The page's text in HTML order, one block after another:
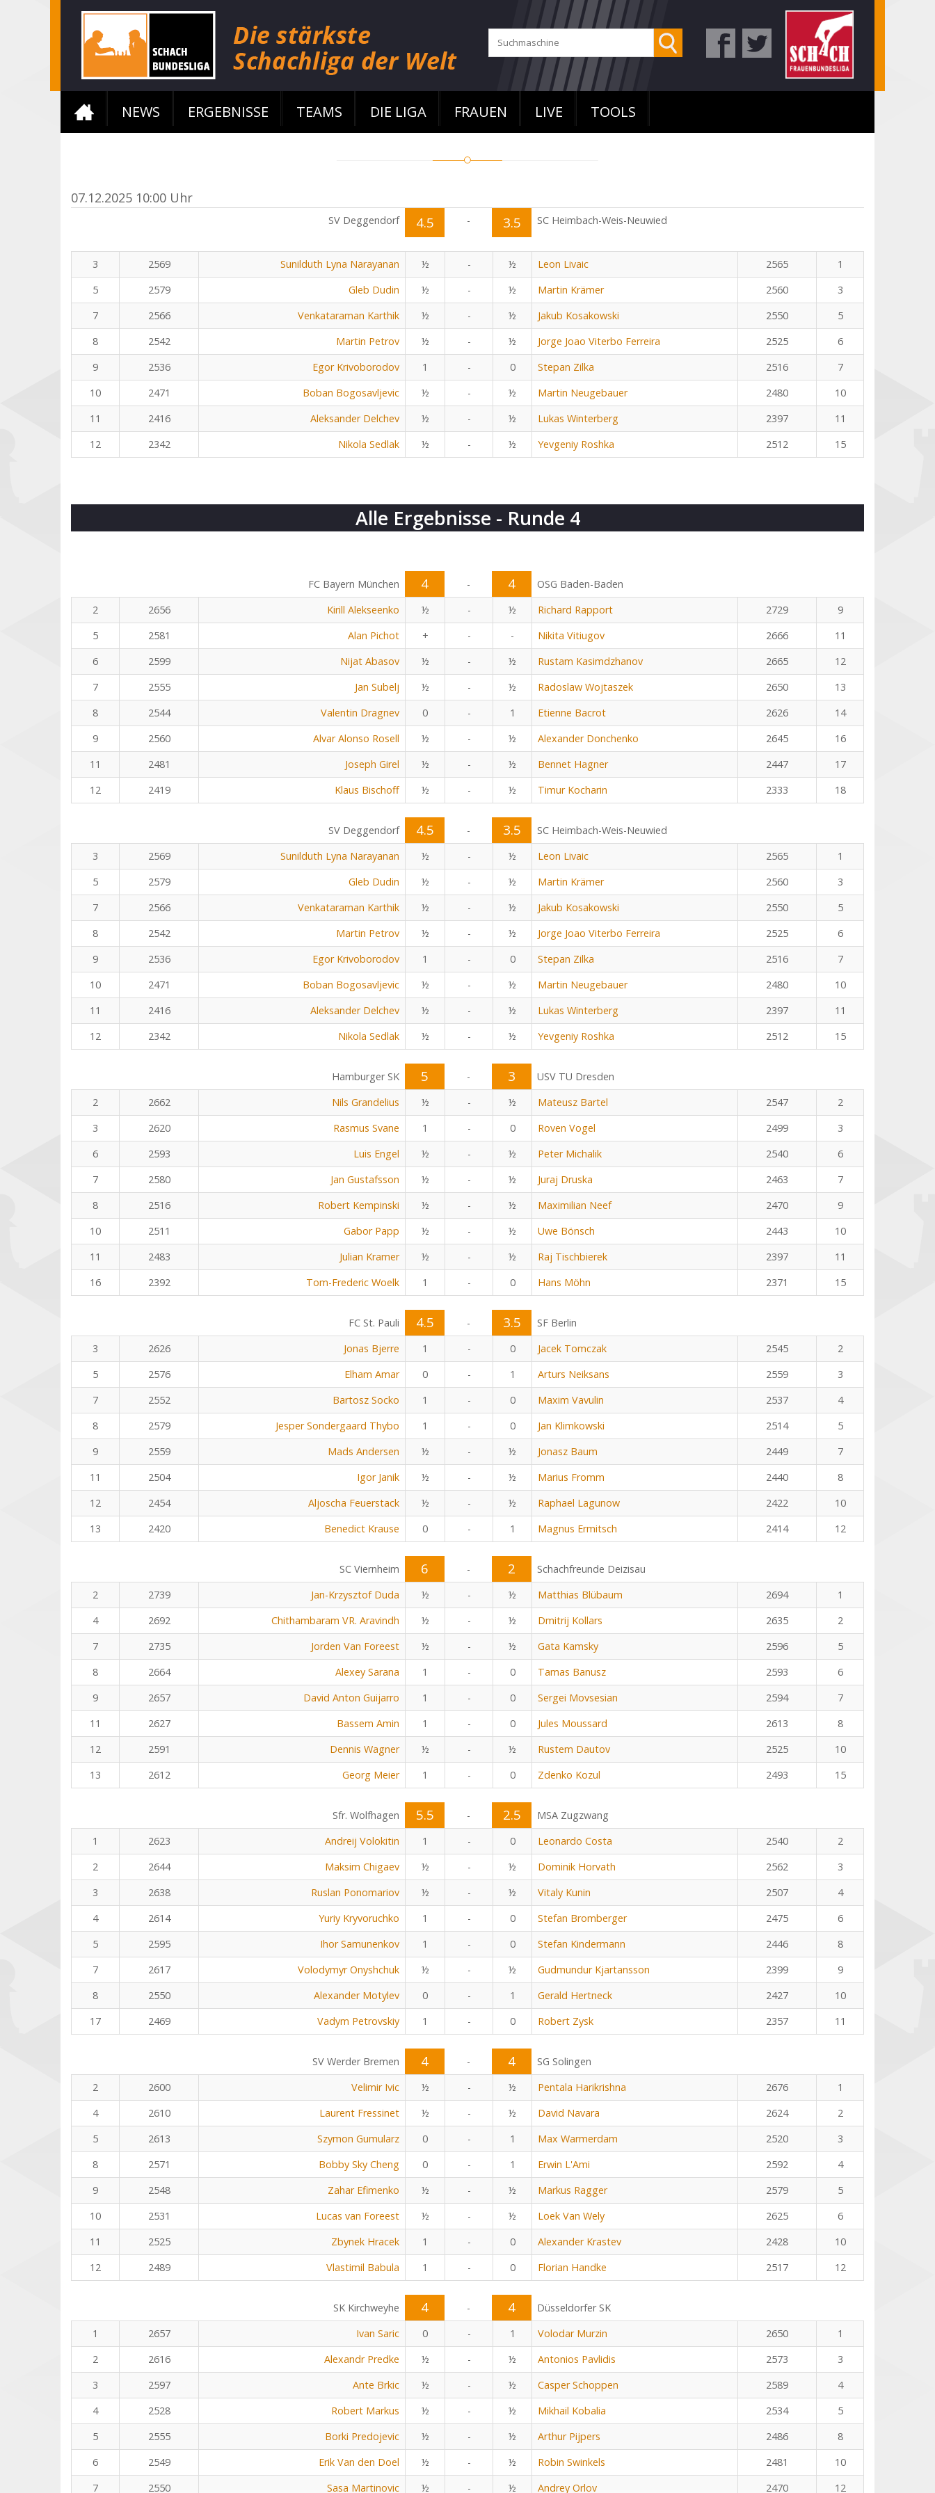
NEWS ERGEBNISSE TEAMS DIE LIGA FRAUEN LIVE TOOLS
07.12.2025 10:00 Uhr
SV Deggendorf 4.5 - 3.5 SC Heimbach-Weis-Neuwied
3 2569 Sunilduth Lyna Narayanan ½ - ½ Leon Livaic 2565
1
5
2579 Gleb Dudin ½ - ½ Martin Krämer 2560
3
7
2566 Venkataraman Karthik ½ - ½ Jakub Kosakowski 2550
5
8
2542 Martin Petrov ½ - ½ Jorge Joao Viterbo Ferreira 2525
6
9
2536 Egor Krivoborodov 1 - 0 Stepan Zilka 2516
7
10
2471 Boban Bogosavljevic ½ - ½ Martin Neugebauer 2480
10
11
2416 Aleksander Delchev ½ - ½ Lukas Winterberg 2397
11
12
2342 Nikola Sedlak ½ - ½ Yevgeniy Roshka 2512 15
Alle Ergebnisse - Runde 4
FC Bayern München 4 - 4
OSG Baden-Baden
2
2656 Kirill Alekseenko ½ - ½ Richard Rapport 2729
9
5
2581 Alan Pichot + - - Nikita Vitiugov 2666
11
6
2599 Nijat Abasov ½ - ½ Rustam Kasimdzhanov 2665
12
7
2555 Jan Subelj ½ - ½ Radoslaw Wojtaszek 2650
13
8
2544 Valentin Dragnev 0 - 1 Etienne Bacrot 2626
14
9
2560 Alvar Alonso Rosell ½ - ½ Alexander Donchenko 2645
16
11
2481 Joseph Girel ½ - ½ Bennet Hagner 2447
17
12
2419 Klaus Bischoff ½ - ½ Timur Kocharin 2333 18
SV Deggendorf 4.5 - 3.5
SC Heimbach-Weis-Neuwied
3
2569 Sunilduth Lyna Narayanan ½ - ½ Leon Livaic 2565
1
5
2579 Gleb Dudin ½ - ½ Martin Krämer 2560
3
7
2566 Venkataraman Karthik ½ - ½ Jakub Kosakowski 2550
5
8
2542 Martin Petrov ½ - ½ Jorge Joao Viterbo Ferreira 2525
6
9
2536 Egor Krivoborodov 1 - 0 Stepan Zilka 2516
7
10
2471 Boban Bogosavljevic ½ - ½ Martin Neugebauer 2480
10
11
2416 Aleksander Delchev ½ - ½ Lukas Winterberg 2397
11
12
2342 Nikola Sedlak ½ - ½ Yevgeniy Roshka 2512 15
Hamburger SK 5 - 3
USV TU Dresden
2
2662 Nils Grandelius ½ - ½ Mateusz Bartel 2547
2
3
2620 Rasmus Svane 1 - 0 Roven Vogel 2499
3
6
2593 Luis Engel ½ - ½ Peter Michalik 2540
6
7
2580 Jan Gustafsson ½ - ½ Juraj Druska 2463
7
8
2516 Robert Kempinski ½ - ½ Maximilian Neef 2470
9
10
2511 Gabor Papp ½ - ½ Uwe Bönsch 2443
10
11
2483 Julian Kramer ½ - ½ Raj Tischbierek 2397
11
16
2392 Tom-Frederic Woelk 1 - 0 Hans Möhn 2371 15
FC St. Pauli 4.5 - 3.5
SF Berlin
3
2626 Jonas Bjerre 1 - 0 Jacek Tomczak 2545
2
5
2576 Elham Amar 0 - 1 Arturs Neiksans 2559
3
7
2552 Bartosz Socko 1 - 0 Maxim Vavulin 2537
4
8
2579 Jesper Sondergaard Thybo 1 - 0 Jan Klimkowski 2514
5
9
2559 Mads Andersen ½ - ½ Jonasz Baum 2449
7
11
2504 Igor Janik ½ - ½ Marius Fromm 2440
8
12
2454 Aljoscha Feuerstack ½ - ½ Raphael Lagunow 2422
10
13
2420 Benedict Krause 0 - 1 Magnus Ermitsch 2414 12
SC Viernheim 6 - 2
Schachfreunde Deizisau
2
2739 Jan-Krzysztof Duda ½ - ½ Matthias Blübaum 2694
1
4
2692 Chithambaram VR. Aravindh ½ - ½ Dmitrij Kollars 2635
2
7
2735 Jorden Van Foreest ½ - ½ Gata Kamsky 2596
5
8
2664 Alexey Sarana 1 - 0 Tamas Banusz 2593
6
9
2657 David Anton Guijarro 1 - 0 Sergei Movsesian 2594
7
11
2627 Bassem Amin 1 - 0 Jules Moussard 2613
8
12
2591 Dennis Wagner ½ - ½ Rustem Dautov 2525
10
13
2612 Georg Meier 1 - 0 Zdenko Kozul 2493 15
Sfr. Wolfhagen 5.5 - 2.5
MSA Zugzwang
1
2623 Andreij Volokitin 1 - 0 Leonardo Costa 2540
2
2
2644 Maksim Chigaev ½ - ½ Dominik Horvath 2562
3
3
2638 Ruslan Ponomariov ½ - ½ Vitaly Kunin 2507
4
4
2614 Yuriy Kryvoruchko 1 - 0 Stefan Bromberger 2475
6
5
2595 Ihor Samunenkov 1 - 0 Stefan Kindermann 2446
8
7
2617 Volodymyr Onyshchuk ½ - ½ Gudmundur Kjartansson 2399
9
8
2550 Alexander Motylev 0 - 1 Gerald Hertneck 2427
10
17
2469 Vadym Petrovskiy 1 - 0 Robert Zysk 2357 11
SV Werder Bremen 4 - 4
SG Solingen
2
2600 Velimir Ivic ½ - ½ Pentala Harikrishna 2676
1
4
2610 Laurent Fressinet ½ - ½ David Navara 2624
2
5
2613 Szymon Gumularz 0 - 1 Max Warmerdam 2520
3
8
2571 Bobby Sky Cheng 0 - 1 Erwin L'Ami 2592
4
9
2548 Zahar Efimenko ½ - ½ Markus Ragger 2579
5
10
2531 Lucas van Foreest ½ - ½ Loek Van Wely 2625
6
11
2525 Zbynek Hracek 1 - 0 Alexander Krastev 2428
10
12
2489 Vlastimil Babula 1 - 0 Florian Handke 2517 12
SK Kirchweyhe 4 - 4
Düsseldorfer SK
1
2657 Ivan Saric 0 - 1 Volodar Murzin 2650
1
2
2616 Alexandr Predke ½ - ½ Antonios Pavlidis 2573
3
3
2597 Ante Brkic ½ - ½ Casper Schoppen 2589
4
4
2528 Robert Markus ½ - ½ Mikhail Kobalia 2534
5
5
2555 Borki Predojevic ½ - ½ Arthur Pijpers 2486
8
6
2549 Erik Van den Doel ½ - ½ Robin Swinkels 2481
10
7
2550 Sasa Martinovic ½ - ½ Andrey Orlov 2470 12